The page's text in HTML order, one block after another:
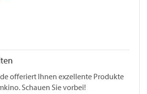
offeriert Ihnen exzellente Produkte
Schauen Sie vorbei!